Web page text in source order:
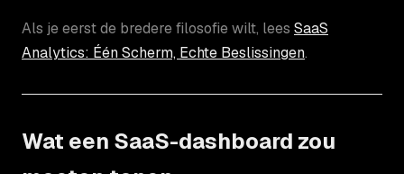
Als je eerst de bredere filosofie wilt, lees SaaS
Analytics: Één Scherm, Echte Beslissingen.
Wat een SaaS-dashboard zou